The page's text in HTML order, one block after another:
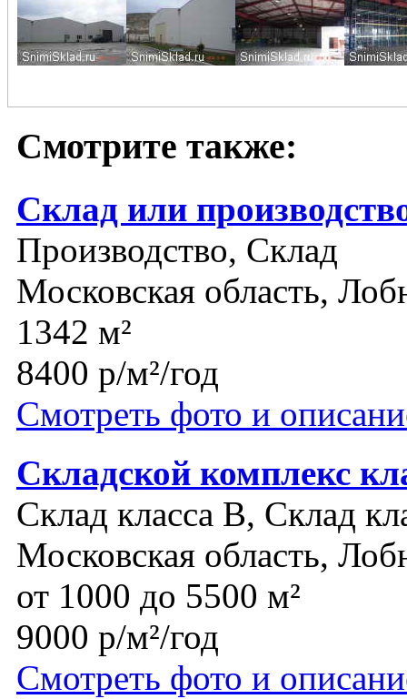
Смотрите также:
Склад или
Производство, Склад
Московская область,
1342 м²
8400 р/м²/год
Смотреть фото и
Складской комплекс
Склад класса B, Склад
Московская область,
от 1000 до 5500 м²
9000 р/м²/год
Смотреть фото и